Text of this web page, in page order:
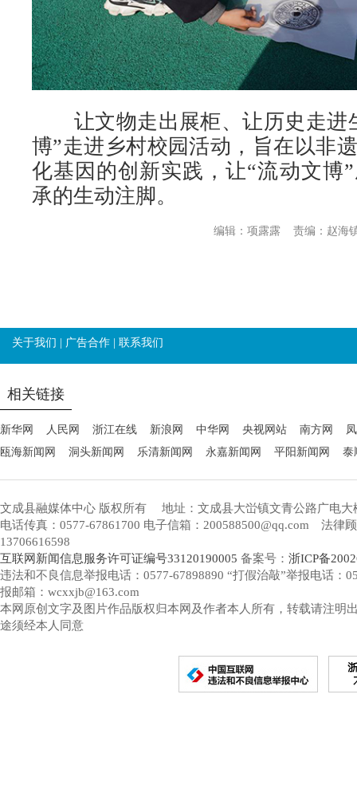
让文物走出展柜、让历史走进
博”走进乡村校园活动，旨在以非
化基因的创新实践，让“流动文博
承的生动注脚。
责编：赵海
编辑：项露露
关于我们 广告合作 联系我们
相关链接
新华网 人民网 浙江在线 新浪网 中华网 央视网站 南方网
瓯海新闻网
洞头新闻网 乐清新闻网 永嘉新闻网 平阳新闻网 泰
文成县融媒体中心 版权所有
地址：文成县大峃镇文青公路广电大
电话传真：0577-67861700 电子信箱：200588500@qq.com 法律
13706616598
互联网新闻信息服务许可证编号33120190005 备案号： 浙ICP备
违法和不良信息举报电话：0577-67898890 “打假治敲”举报电话：
报邮箱：wcxxjb@163.com
本网原创文字及图片作品版权归本网及作者本人所有，转载请注明
途须经本人同意